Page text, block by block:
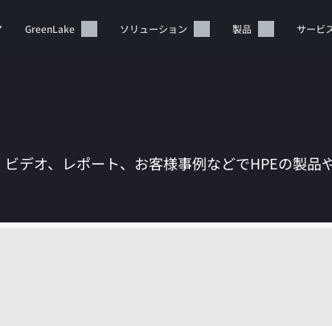
GreenLake ソリューション 製品 サービ
カートは空です
デオ、レポート、お客様事例などでHPEの製品